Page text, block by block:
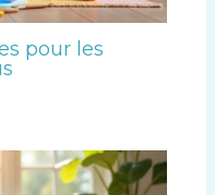
pour les